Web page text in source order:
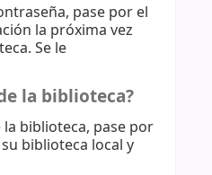
pase por el
la próxima vez
Se le
la biblioteca?
biblioteca, pase por
biblioteca local y